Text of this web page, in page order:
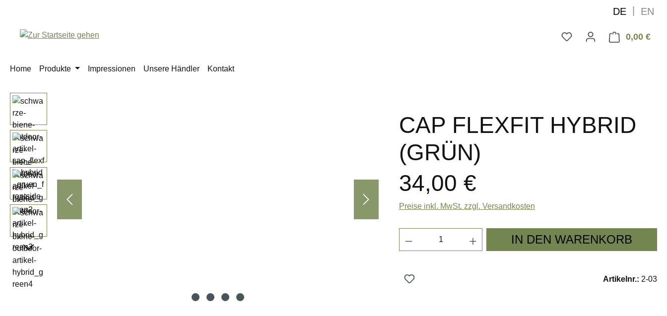
DE EN
0,00 €
Home Produkte Impressionen Unsere Händler Kontakt
Bildergalerie überspringen
CAP FLEXFIT HYBRID
(GRÜN)
34,00 €
Preise inkl. MwSt. zzgl. Versandkosten
Produkt Anzahl: Gib den gewünschten Wert ein
IN DEN WARENKORB
Artikelnr.: 2-03